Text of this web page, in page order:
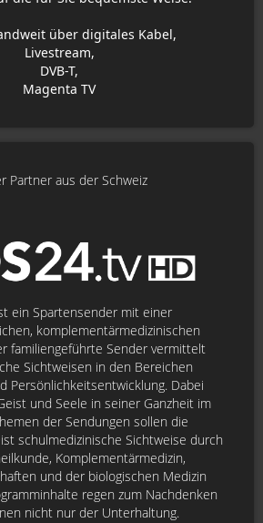
über digitales Kabel,
Livestream,
DVB-T,
Magenta TV
Partner aus der Schweiz
ein Spartensender mit einer
komplementärmedizinischen
familiengeführte Sender vermittelt
Sichtweisen in den Bereichen
Persönlichkeitsentwicklung. Dabei
und Seele in seiner Ganzheit im
der Sendungen sollen die
schulmedizinische Sichtweise durch
Komplementärmedizin,
und der biologischen Medizin
regen zum Nachdenken
nicht nur der Unterhaltung.